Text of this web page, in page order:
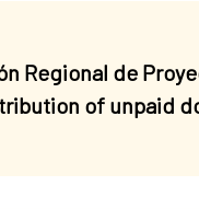
Regional de
of unpaid